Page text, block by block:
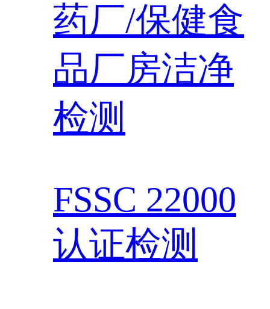
药厂/保健食
品厂房洁净
检测
FSSC 22000
认证检测